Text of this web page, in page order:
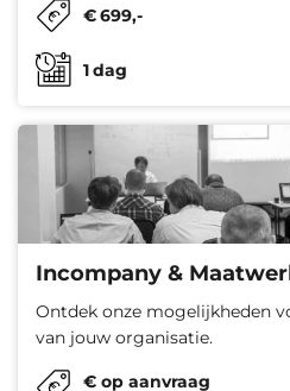
€699,-
1dag
Incompany &
Ontdek onze mogelijkheden
van jouw organisatie.
€ op aanvraag